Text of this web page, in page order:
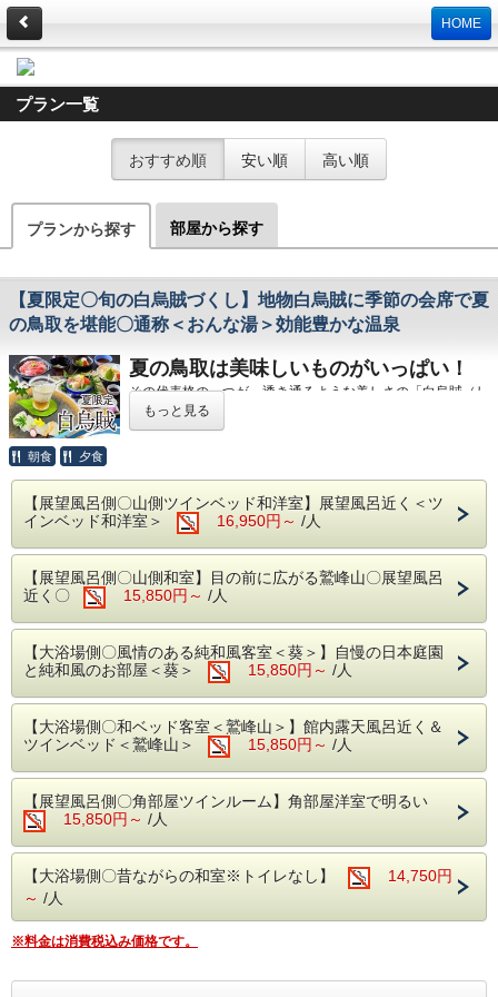
HOME
プラン一覧
おすすめ順 安い順 高い順
プランから探す 部屋から探す
【夏限定〇旬の白烏賊づくし】地物白烏賊に季節の会席で夏
の鳥取を堪能〇通称＜おんな湯＞効能豊かな温泉
夏の鳥取は美味しいものがいっぱい！
その代表格の一つが、透き通るような美しさの「白烏賊（し
ろいか）」です。
標準和名ケンサキイカとして知られるこの烏賊は、鳥取では
そんな白烏賊をふんだんに使った夏ならではの会席をご用意
いたしました。
日本最大の砂丘である『鳥取砂丘』や、因幡の白兎伝説でも
知られる白兎神社や隣接する白兎海岸。
一生に一度は訪れてみたいスポットが、鳥取にはたくさんあ
ります。
平日のご旅行や、夏休みの家族旅行にも。
ぜひ旬の白烏賊と観光名所を目当てにお越しくださいませ。
【ご夕食】夏限定～白烏賊会席～
白烏賊をメインに、旬の食材を使った季節の
会席となります。
◇夕食17：30～19：00（最終開始19：00）
※ご到着が18時を過ぎる場合はご連絡をお願
いします。
い。
もっと見る
朝食 夕食
【展望風呂側〇山側ツインベッド和洋室】展望風呂近く＜ツ
インベッド和洋室＞
16,950円～ /人
【展望風呂側〇山側和室】目の前に広がる鷲峰山〇展望風呂
近く〇
15,850円～ /人
【大浴場側〇風情のある純和風客室＜葵＞】自慢の日本庭園
と純和風のお部屋＜葵＞
15,850円～ /人
【大浴場側〇和ベッド客室＜鷲峰山＞】館内露天風呂近く＆
ツインベッド＜鷲峰山＞
15,850円～ /人
【展望風呂側〇角部屋ツインルーム】角部屋洋室で明るい
15,850円～ /人
【大浴場側〇昔ながらの和室※トイレなし】
14,750円
～ /人
※料金は消費税込み価格です。